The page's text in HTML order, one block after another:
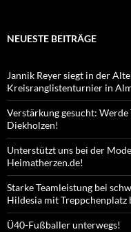
NEUESTE BEITRÄGE
Jannik Reyer siegt in der
Kreisranglistenturnier in
Verstärkung gesucht:
Diekholzen!
Unterstützt uns bei der
Heimatherzen.de!
Starke Teamleistung bei
Hildesia mit Treppchenplatz
Ü40-Fußballer unterwegs!